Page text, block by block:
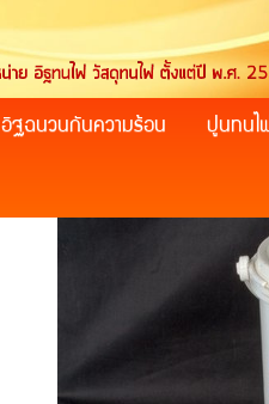
อิฐฉนวนกันความร้อน ปูนทนไ